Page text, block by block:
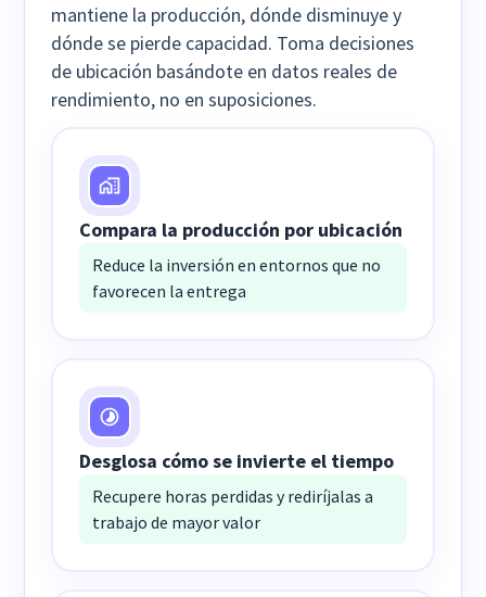
mantiene la producción, dónde disminuye y
dónde se pierde capacidad. Toma decisiones
de ubicación basándote en datos reales de
rendimiento, no en suposiciones.
Compara la producción por ubicación
Reduce la inversión en entornos que no
favorecen la entrega
Desglosa cómo se invierte el tiempo
Recupere horas perdidas y rediríjalas a
trabajo de mayor valor